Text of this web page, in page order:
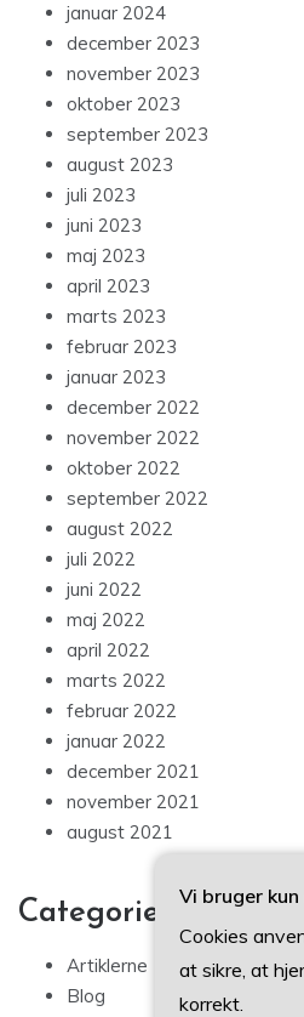
januar 2024
december 2023
november 2023
oktober 2023
september 2023
august 2023
juli 2023
juni 2023
maj 2023
april 2023
marts 2023
februar 2023
januar 2023
december 2022
november 2022
oktober 2022
september 2022
august 2022
juli 2022
juni 2022
maj 2022
april 2022
marts 2022
februar 2022
januar 2022
december 2021
november 2021
august 2021
Categories
Artiklerne
Blog
Vi bruger
Cookies
at sikre, at
korrekt.